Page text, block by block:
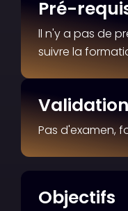
Pré-
ll n'y a pas de
suivre la
Validation
Pas d'examen,
Objectifs